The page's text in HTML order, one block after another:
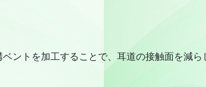
ントを加工することで、耳道の接触面を減ら